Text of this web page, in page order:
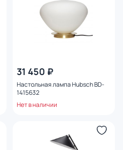
31 450 ₽
Настольная лампа Hubsch BD-
1415632
Нет в наличии